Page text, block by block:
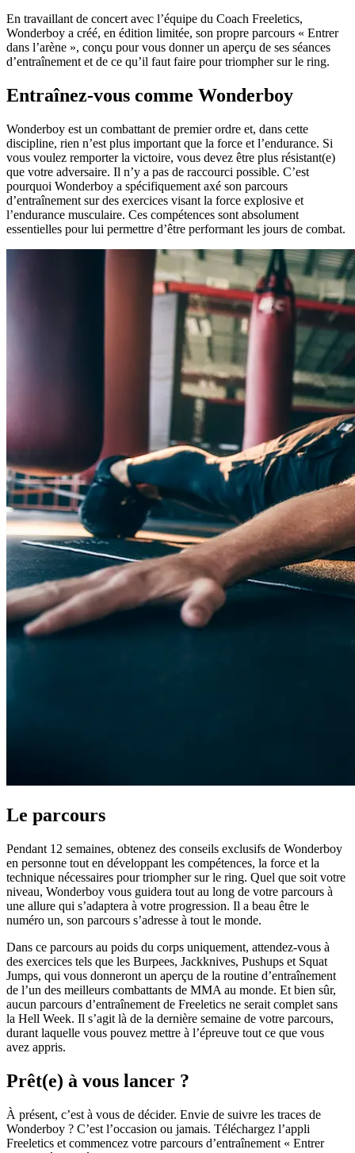
En travaillant de concert avec l’équipe du Coach Freeletics,
Wonderboy a créé, en édition limitée, son propre parcours « Entrer
dans l’arène », conçu pour vous donner un aperçu de ses séances
d’entraînement et de ce qu’il faut faire pour triompher sur le ring.
Entraînez-vous comme Wonderboy
Wonderboy est un combattant de premier ordre et, dans cette
discipline, rien n’est plus important que la force et l’endurance. Si
vous voulez remporter la victoire, vous devez être plus résistant(e)
que votre adversaire. Il n’y a pas de raccourci possible. C’est
pourquoi Wonderboy a spécifiquement axé son parcours
d’entraînement sur des exercices visant la force explosive et
l’endurance musculaire. Ces compétences sont absolument
essentielles pour lui permettre d’être performant les jours de combat.
Le parcours
Pendant 12 semaines, obtenez des conseils exclusifs de Wonderboy
en personne tout en développant les compétences, la force et la
technique nécessaires pour triompher sur le ring. Quel que soit votre
niveau, Wonderboy vous guidera tout au long de votre parcours à
une allure qui s’adaptera à votre progression. Il a beau être le
numéro un, son parcours s’adresse à tout le monde.
Dans ce parcours au poids du corps uniquement, attendez-vous à
des exercices tels que les Burpees, Jackknives, Pushups et Squat
Jumps, qui vous donneront un aperçu de la routine d’entraînement
de l’un des meilleurs combattants de MMA au monde. Et bien sûr,
aucun parcours d’entraînement de Freeletics ne serait complet sans
la Hell Week. Il s’agit là de la dernière semaine de votre parcours,
durant laquelle vous pouvez mettre à l’épreuve tout ce que vous
avez appris.
Prêt(e) à vous lancer ?
À présent, c’est à vous de décider. Envie de suivre les traces de
Wonderboy ? C’est l’occasion ou jamais. Téléchargez l’appli
Freeletics et commencez votre parcours d’entraînement « Entrer